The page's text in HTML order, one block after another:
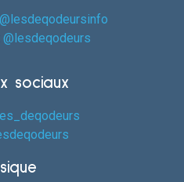
@lesdeqodeursinfo
@lesdeqodeurs
sociaux